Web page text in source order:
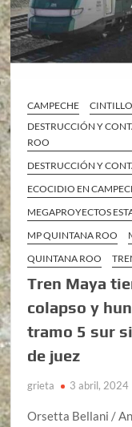
CAMPECHE
CINTILLO
DESTRUCCIÓN Y
ROO
DESTRUCCIÓN Y
ECOCIDIO EN
MEGAPROYECTOS
MP QUINTANA ROO
QUINTANA ROO
Tren Maya
colapso y
tramo 5 sur
de juez
grieta 3 abril, 2024
Orsetta Bellani /